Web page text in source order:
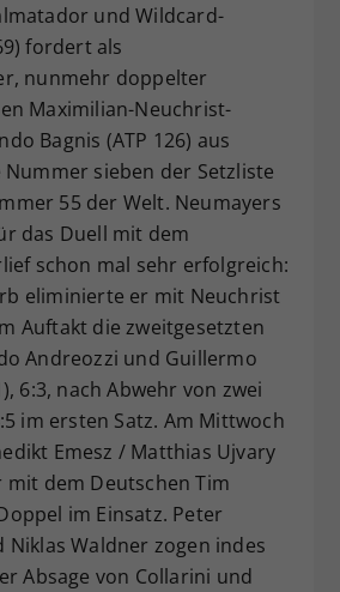
und Wildcard-
fordert als
nunmehr doppelter
Maximilian-Neuchrist-
Bagnis (ATP 126) aus
sieben der Setzliste
55 der Welt. Neumayers
das Duell mit dem
schon mal sehr erfolgreich:
eliminierte er mit Neuchrist
Auftakt die zweitgesetzten
Andreozzi und Guillermo
6:3, nach Abwehr von zwei
im ersten Satz. Am Mittwoch
Emesz / Matthias Ujvary
dem Deutschen Tim
im Einsatz. Peter
Niklas Waldner zogen indes
Absage von Collarini und